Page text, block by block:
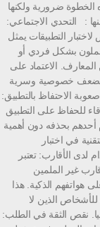
ضرورية ولكنها
: التحدي الاجتماعي:
التطبيقات يمثل
بشكل فردي أو
الاعتماد على
يضعف خصوصية وسرية
الاحتفاظ بالتطبيق:
للحفاظ على التطبيق
أحدهم بحذفه دون أهمية
في اختبار
لدى الأقارب: تعتبر
غير الملمين
هواتفهم الذكية. هذا
الذين لا
نقص الثقة في الطلب: